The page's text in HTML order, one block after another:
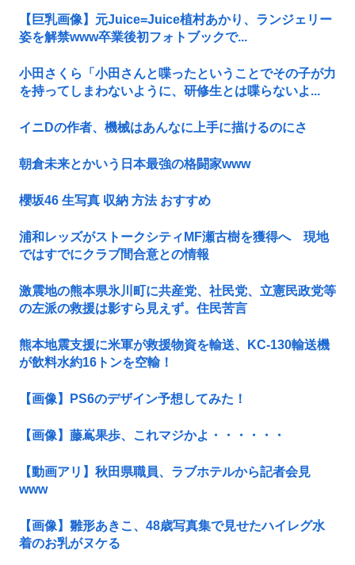
【巨乳画像】元Juice=Juice植村あかり、ランジェリー
姿を解禁www卒業後初フォトブックで...
小田さくら「小田さんと喋ったということでその子が力
を持ってしまわないように、研修生とは喋らないよ...
イニDの作者、機械はあんなに上手に描けるのにさ
朝倉未来とかいう日本最強の格闘家www
櫻坂46 生写真 収納 方法 おすすめ
浦和レッズがストークシティMF瀬古樹を獲得へ 現地
ではすでにクラブ間合意との情報
激震地の熊本県氷川町に共産党、社民党、立憲民政党等
の左派の救援は影すら見えず。住民苦言
熊本地震支援に米軍が救援物資を輸送、KC-130輸送機
が飲料水約16トンを空輸！
【画像】PS6のデザイン予想してみた！
【画像】藤嶌果歩、これマジかよ・・・・・・
【動画アリ】秋田県職員、ラブホテルから記者会見
www
【画像】雛形あきこ、48歳写真集で見せたハイレグ水
着のお乳がヌケる